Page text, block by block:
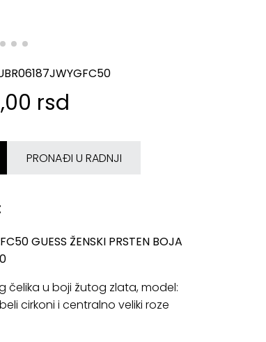
rsd
PRONAĐI U RADNJI
GUESS ŽENSKI PRSTEN BOJA
čelika u boji žutog zlata, model:
cirkoni i centralno veliki roze